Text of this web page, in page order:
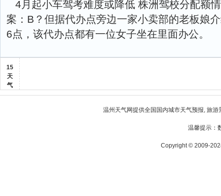
4月起小车驾考难度或降低 株洲驾校分配额
案：B？但据代办点旁边一家小卖部的老板娘
6点，该代办点都有一位女子坐在里面办公。
15
天
气
温州天气网提供全国国内城市天气预报, 旅游
温馨提示：
Copyright © 2009-